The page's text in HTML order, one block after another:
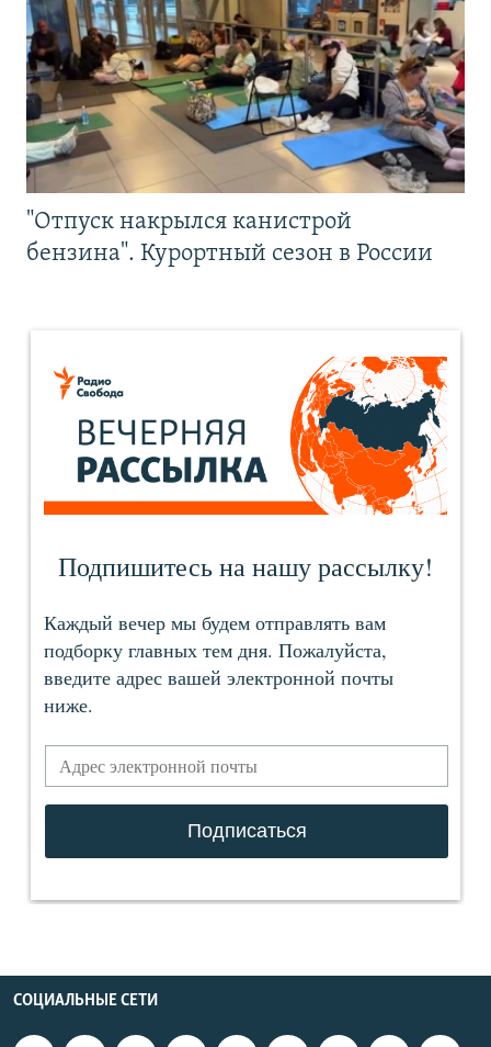
"Отпуск накрылся канистрой
бензина". Курортный сезон в России
СОЦИАЛЬНЫЕ СЕТИ